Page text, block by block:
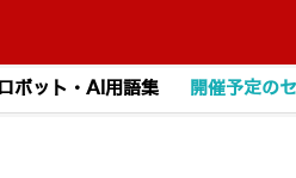
ロボット・AI用語集 開催予定の